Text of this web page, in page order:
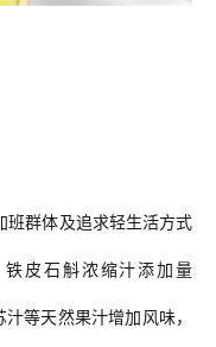
班群体及追求轻生活方式
皮石斛浓缩汁添加量
等天然果汁增加风味，